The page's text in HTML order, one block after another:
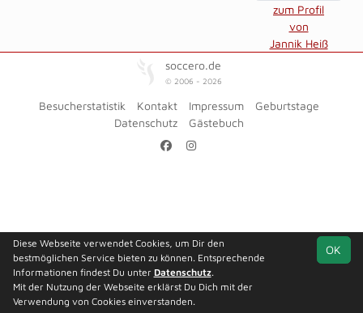
zum Profil
von
Jannik Heiß
soccero.de
© 2006 - 2026
Besucherstatistik Kontakt Impressum
Geburtstage
Datenschutz
Gästebuch
OK
Diese Webseite verwendet Cookies, um Dir den
bestmöglichen Service bieten zu können. Entsprechende
Informationen findest Du unter Datenschutz.
Mit der Nutzung der Webseite erklärst Du Dich mit der
Verwendung von Cookies einverstanden.